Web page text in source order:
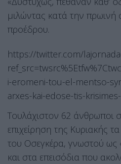
μιλώντας κατά την πρωινή
προέδρου.
https://twitter.com/
i-eromeni-tou-el-mentso-
arxes-kai-edose-tis-
Τουλάχιστον 62 άνθρωποι
επιχείρηση της Κυριακής
του Οσεγκέρα, γνωστού ως
και στα επεισόδια που